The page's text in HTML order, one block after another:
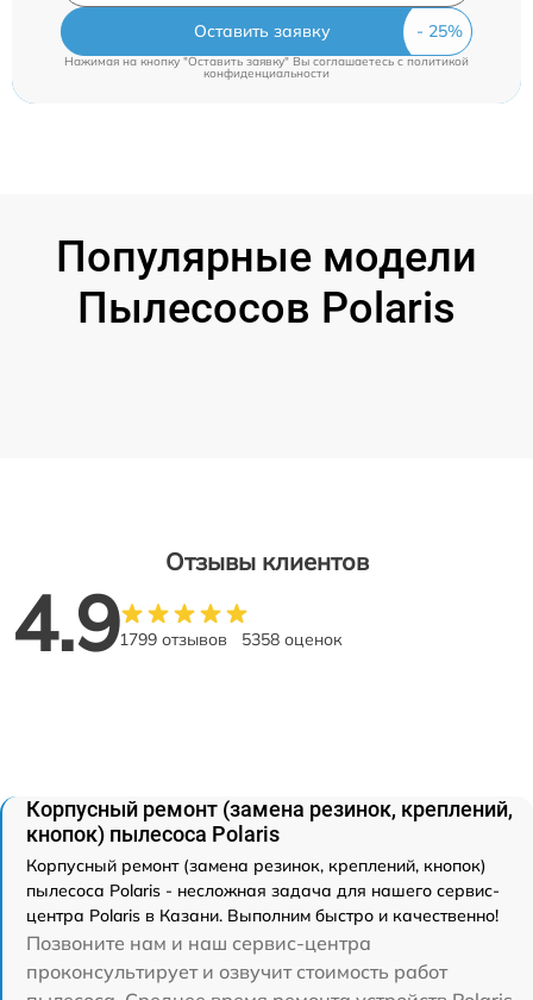
Оставить заявку
Нажимая на кнопку "Оставить заявку" Вы соглашаетесь cполитикой
конфиденциальности
Популярные модели
Пылесосов Polaris
Отзывы клиентов
4.91799 отзывов 5358 оценок
Корпусный ремонт (замена резинок, креплений,
кнопок) пылесоса Polaris
Корпусный ремонт (замена резинок, креплений, кнопок)
пылесоса Polaris - несложная задача для нашего сервис-
центра Polaris в Казани. Выполним быстро и качественно!
Позвоните нам и наш сервис-центра
проконсультирует и озвучит стоимость работ